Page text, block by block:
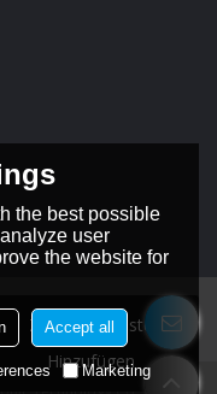
Zur Wunschliste
Hinzufügen
the best possible
user
the website for
Accept all
Marketing